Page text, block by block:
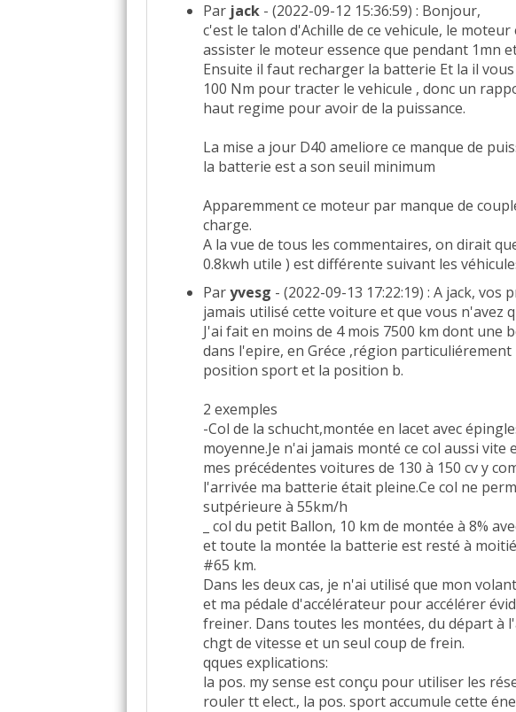
Par jack - (2022-09-12 15:36:59) : Bonjour,
c'est le talon d'Achille de ce vehicule, le
assister le moteur essence que pendant 1mn
Ensuite il faut recharger la batterie Et la il
100 Nm pour tracter le vehicule , donc un
haut regime pour avoir de la puissance.
La mise a jour D40 ameliore ce manque de
la batterie est a son seuil minimum
Apparemment ce moteur par manque de
charge.
A la vue de tous les commentaires, on dirait
0.8kwh utile ) est différente suivant les
Paryvesg - (2022-09-13 17:22:19) : A jack,
jamais utilisé cette voiture et que vous n'avez
J'ai fait en moins de 4 mois 7500 km dont une
dans l'epire, en Gréce ,région
position sport et la position b.
2 exemples
-Col de la schucht,montée en lacet avec
moyenne.Je n'ai jamais monté ce col aussi vite
mes précédentes voitures de 130 à 150 cv y
l'arrivée ma batterie était pleine.Ce col ne
sutpérieure à 55km/h
_ col du petit Ballon, 10 km de montée à 8%
et toute la montée la batterie est resté à
#65 km.
Dans les deux cas, je n'ai utilisé que mon
et ma pédale d'accélérateur pour accélérer
freiner. Dans toutes les montées, du départ à
chgt de vitesse et un seul coup de frein.
qques explications:
la pos. my sense est conçu pour utiliser les
rouler tt elect., la pos. sport accumule cette